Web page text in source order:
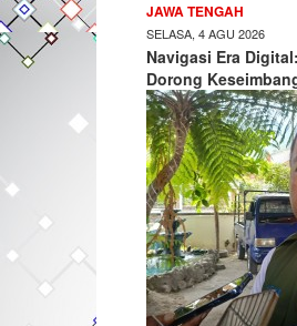
JAWA TENGAH
SELASA, 4 AGU 2026
Navigasi Era
Dorong